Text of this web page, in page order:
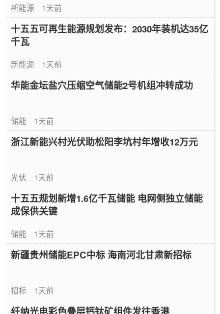
新能源 1天前
十五五可再生能源规划发布：2030年装机达35亿
千瓦
新能源 1天前
华能金坛盐穴压缩空气储能2号机组冲转成功
储能 1天前
浙江新能兴村光伏助松阳李坑村年增收12万元
光伏 1天前
十五五规划新增1.6亿千瓦储能 电网侧独立储能
成保供关键
储能 1天前
新疆贵州储能EPC中标 海南河北甘肃新招标
招标 1天前
纤纳光电彩色叠层钙钛矿组件发往香港